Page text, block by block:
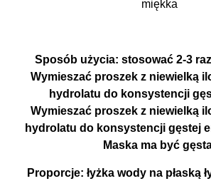
miękka
Sposób użycia: stosować 2-3
Wymieszać proszek z niewielką
hydrolatu do konsystencji
Wymieszać proszek z niewielką
hydrolatu do konsystencji gęstej
Maska ma być
Proporcje: łyżka wody na płaską